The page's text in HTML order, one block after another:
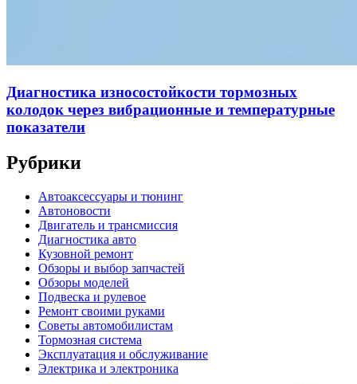
Диагностика износостойкости тормозных
колодок через вибрационные и температурные
показатели
Рубрики
Автоаксессуары и тюнинг
Автоновости
Двигатель и трансмиссия
Диагностика авто
Кузовной ремонт
Обзоры и выбор запчастей
Обзоры моделей
Подвеска и рулевое
Ремонт своими руками
Советы автомобилистам
Тормозная система
Эксплуатация и обслуживание
Электрика и электроника